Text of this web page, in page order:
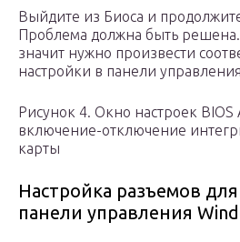
Выйдите из Биоса и
Проблема должна быть решена.
значит нужно произвести
настройки в панели
Рисунок 4. Окно настроек
включение-отключение
карты
Настройка разъемов
панели управления